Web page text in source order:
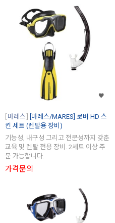
마레스
[마레스/MARES] 로버 HD 스
킨 세트 (렌탈용 장비)
기능성, 내구성 그리고 전문성까지 갖춘
교육 및 렌탈 전용 장비. 2세트 이상 주
문 가능합니다.
가격문의